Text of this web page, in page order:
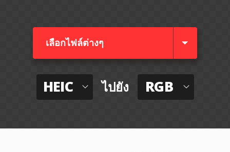
เลือกไฟล์ต่างๆ​
HEIC ไปยัง RGB